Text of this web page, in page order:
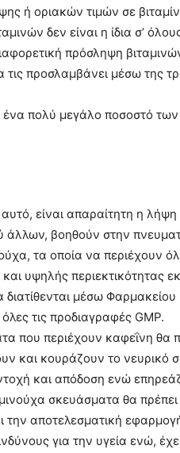
ή οριακών τιμών σε
δεν είναι η ίδια σ’
πρόσληψη
τις προσλαμβάνει μέσω της
ένα πολύ μεγάλο ποσοστό
αυτό, είναι απαραίτητη η
άλλων, βοηθούν στην
τα οποία να περιέχουν
και υψηλής
μέσω
τις προδιαγραφές GΜΡ.
που περιέχουν καφεΐνη θα
και κουράζουν το
και απόδοση ενώ
σκευάσματα θα
την αποτελεσματική
για την υγεία ενώ,